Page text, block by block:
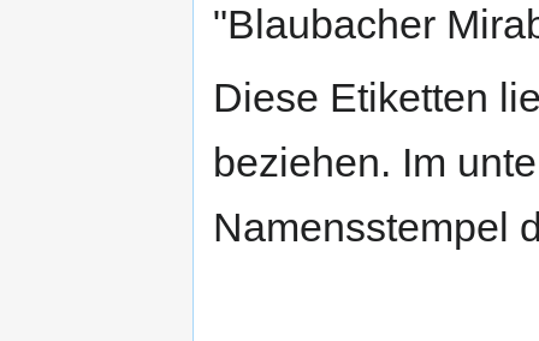
"Blaubacher
Diese Etiketten
beziehen. Im
Namensstempel